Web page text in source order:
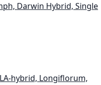
Darwin Hybrid, Single
hybrid, Longiflorum,